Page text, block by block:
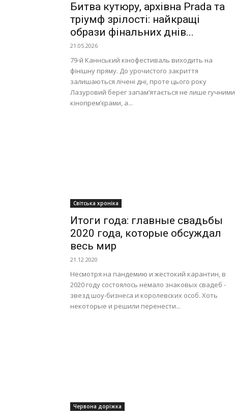
Битва кутюру, архівна Prada та
тріумф зрілості: найкращі
образи фінальних днів...
21.05.2026
79-й Каннський кінофестиваль виходить на
фінішну пряму. До урочистого закриття
залишаються лічені дні, проте цього року
Лазуровий берег запам’ятається не лише гучними
кінопрем’єрами, а...
Світська хроніка
Итоги года: главные свадьбы
2020 года, которые обсуждал
весь мир
21.12.2020
Несмотря на пандемию и жестокий карантин, в
2020 году состоялось немало знаковых свадеб -
звезд шоу-бизнеса и королевских особ. Хоть
некоторые и решили перенести...
Червона доріжка